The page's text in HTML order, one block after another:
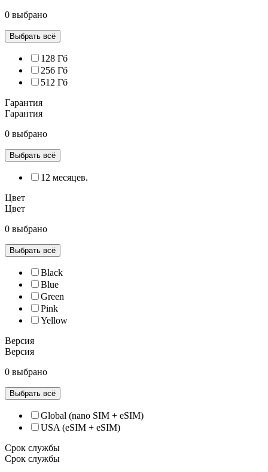
0 выбрано
Выбрать всё
128 Гб
256 Гб
512 Гб
Гарантия
Гарантия
0 выбрано
Выбрать всё
12 месяцев.
Цвет
Цвет
0 выбрано
Выбрать всё
Black
Blue
Green
Pink
Yellow
Версия
Версия
0 выбрано
Выбрать всё
Global (nano SIM + eSIM)
USA (eSIM + eSIM)
Срок службы
Срок службы